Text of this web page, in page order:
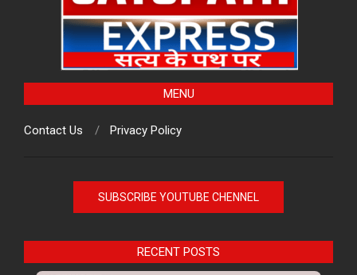
MENU
Contact Us Privacy Policy
SUBSCRIBE YOUTUBE CHENNEL
RECENT POSTS